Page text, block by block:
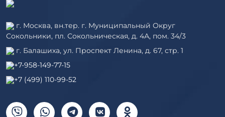
г. Москва, вн.тер. г. Муниципальный Округ
Сокольники, пл. Сокольническая, д. 4А, пом. 34/3
г. Балашиха, ул. Проспект Ленина, д. 67, стр. 1
+7-958-149-77-15
+7 (499) 110-99-52